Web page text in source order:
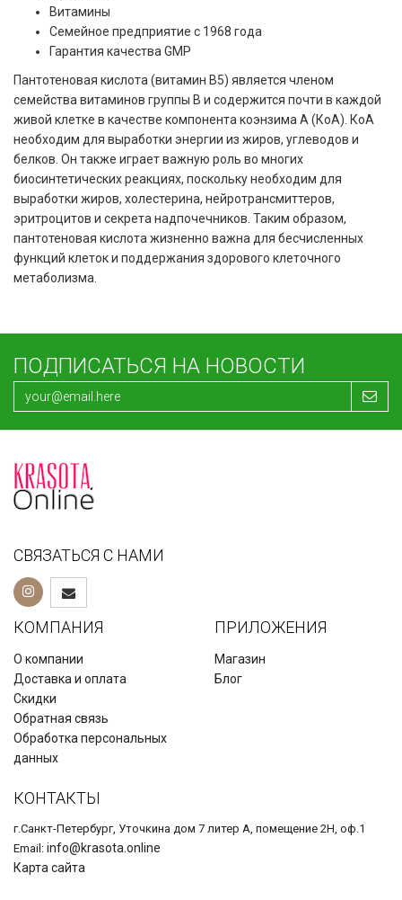
Витамины
Семейное предприятие с 1968 года
Гарантия качества GMP
Пантотеновая кислота (витамин B5) является членом
семейства витаминов группы B и содержится почти в каждой
живой клетке в качестве компонента коэнзима А (КоА). КоА
необходим для выработки энергии из жиров, углеводов и
белков. Он также играет важную роль во многих
биосинтетических реакциях, поскольку необходим для
выработки жиров, холестерина, нейротрансмиттеров,
эритроцитов и секрета надпочечников. Таким образом,
пантотеновая кислота жизненно важна для бесчисленных
функций клеток и поддержания здорового клеточного
метаболизма.
ПОДПИСАТЬСЯ НА НОВОСТИ
СВЯЗАТЬСЯ С НАМИ
КОМПАНИЯ
О компании
Доставка и оплата
Скидки
Обратная связь
Обработка персональных
данных
ПРИЛОЖЕНИЯ
Магазин
Блог
КОНТАКТЫ
г.Санкт-Петербург, Уточкина дом 7 литер А, помещение 2Н, оф.1
Email: info@krasota.online
Карта сайта